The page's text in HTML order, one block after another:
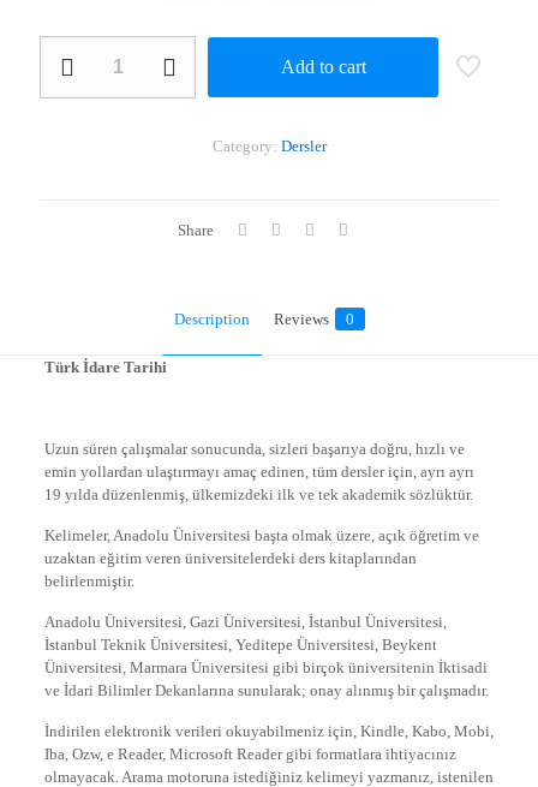
İdare
Tarihi
Add to cart
Category: Dersler
Share
Description Reviews 0
Türk İdare Tarihi
Uzun süren çalışmalar sonucunda, sizleri başarıya doğru, hızlı ve
emin yollardan ulaştırmayı amaç edinen, tüm dersler için, ayrı ayrı
19 yılda düzenlenmiş, ülkemizdeki ilk ve tek akademik sözlüktür.
Kelimeler, Anadolu Üniversitesi başta olmak üzere, açık öğretim ve
uzaktan eğitim veren üniversitelerdeki ders kitaplarından
belirlenmiştir.
Anadolu Üniversitesi, Gazi Üniversitesi, İstanbul Üniversitesi,
İstanbul Teknik Üniversitesi, Yeditepe Üniversitesi, Beykent
Üniversitesi, Marmara Üniversitesi gibi birçok üniversitenin İktisadi
ve İdari Bilimler Dekanlarına sunularak; onay alınmış bir çalışmadır.
İndirilen elektronik verileri okuyabilmeniz için, Kindle, Kabo, Mobi,
Iba, Ozw, e Reader, Microsoft Reader gibi formatlara ihtiyacınız
olmayacak. Arama motoruna istediğiniz kelimeyi yazmanız, istenilen